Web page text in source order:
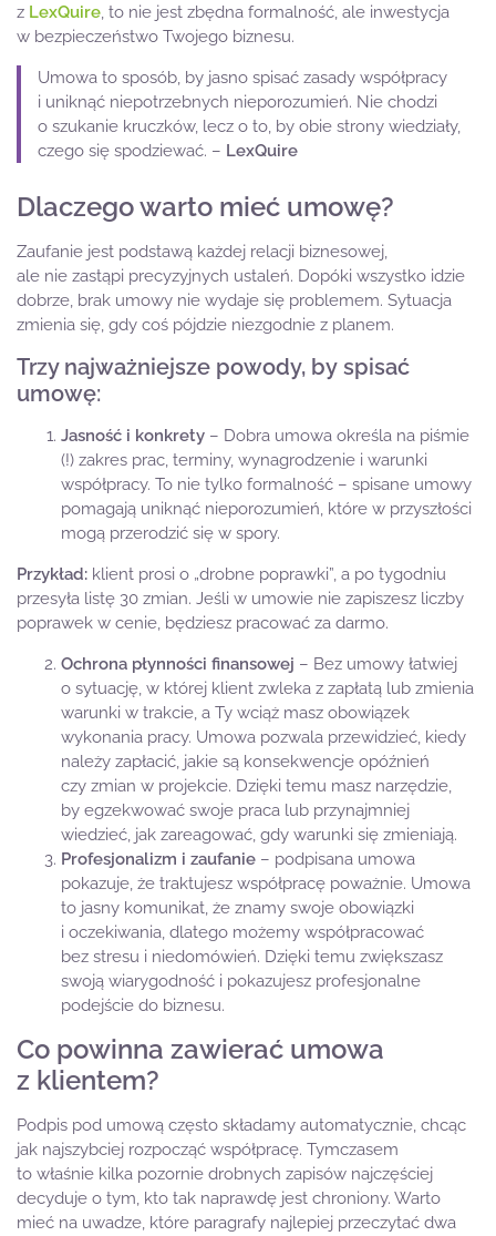
z LexQuire, to nie jest zbędna formalność, ale inwestycja
w bezpieczeństwo Twojego biznesu.
Umowa to sposób, by jasno spisać zasady współpracy
i uniknąć niepotrzebnych nieporozumień. Nie chodzi
o szukanie kruczków, lecz o to, by obie strony wiedziały,
czego się spodziewać. – LexQuire
Dlaczego warto mieć umowę?
Zaufanie jest podstawą każdej relacji biznesowej,
ale nie zastąpi precyzyjnych ustaleń. Dopóki wszystko idzie
dobrze, brak umowy nie wydaje się problemem. Sytuacja
zmienia się, gdy coś pójdzie niezgodnie z planem.
Trzy najważniejsze powody, by spisać
umowę:
Jasność i konkrety – Dobra umowa określa na piśmie
(!) zakres prac, terminy, wynagrodzenie i warunki
współpracy. To nie tylko formalność – spisane umowy
pomagają uniknąć nieporozumień, które w przyszłości
mogą przerodzić się w spory.
Przykład: klient prosi o „drobne poprawki”, a po tygodniu
przesyła listę 30 zmian. Jeśli w umowie nie zapiszesz liczby
poprawek w cenie, będziesz pracować za darmo.
Ochrona płynności finansowej – Bez umowy łatwiej
o sytuację, w której klient zwleka z zapłatą lub zmienia
warunki w trakcie, a Ty wciąż masz obowiązek
wykonania pracy. Umowa pozwala przewidzieć, kiedy
należy zapłacić, jakie są konsekwencje opóźnień
czy zmian w projekcie. Dzięki temu masz narzędzie,
by egzekwować swoje praca lub przynajmniej
wiedzieć, jak zareagować, gdy warunki się zmieniają.
Profesjonalizm i zaufanie – podpisana umowa
pokazuje, że traktujesz współpracę poważnie. Umowa
to jasny komunikat, że znamy swoje obowiązki
i oczekiwania, dlatego możemy współpracować
bez stresu i niedomówień. Dzięki temu zwiększasz
swoją wiarygodność i pokazujesz profesjonalne
podejście do biznesu.
Co powinna zawierać umowa
z klientem?
Podpis pod umową często składamy automatycznie, chcąc
jak najszybciej rozpocząć współpracę. Tymczasem
to właśnie kilka pozornie drobnych zapisów najczęściej
decyduje o tym, kto tak naprawdę jest chroniony. Warto
mieć na uwadze, które paragrafy najlepiej przeczytać dwa